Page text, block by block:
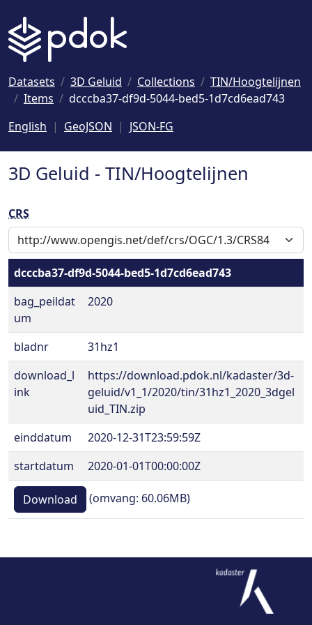
Datasets 3D Geluid Collections
TIN/Hoogtelijnen
Items
dcccba37-df9d-5044-bed5-1d7cd6ead743
English
GeoJSON JSON-FG
3D Geluid - TIN/Hoogtelijnen
CRS
dcccba37-df9d-5044-bed5-1d7cd6ead743
bag_peildat
um
2020
bladnr
31hz1
download_l
ink
https://download.pdok.nl/kadaster/3d-
geluid/v1_1/2020/tin/31hz1_2020_3dgel
uid_TIN.zip
einddatum
2020-12-31T23:59:59Z
startdatum
2020-01-01T00:00:00Z
Download (omvang: 60.06MB)